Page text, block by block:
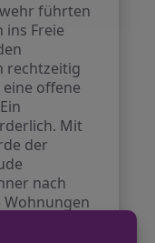
führten
ins Freie
rechtzeitig
offene
Mit
der
nach